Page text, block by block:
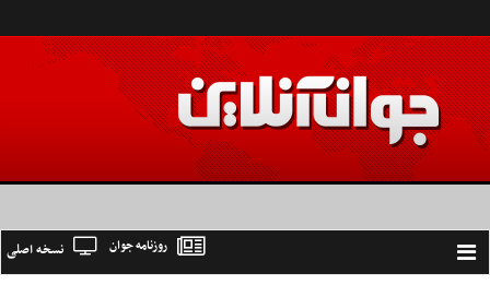
Toggle
نسخه اصلی روزنامه جوان